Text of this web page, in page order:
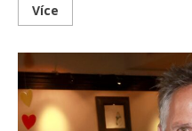
Více
more
si
novou
roli
dědečka
naplno